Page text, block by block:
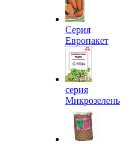
Серия
Европакет
серия
Микрозелень